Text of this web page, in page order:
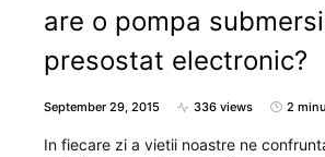
are o pompa
presostat electronic?
September 29, 2015 336 views 2
In fiecare zi a vietii noastre ne